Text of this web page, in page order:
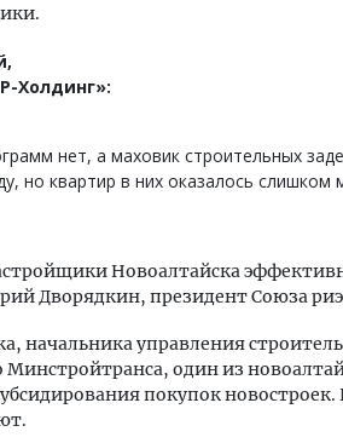
Холдинг»:
нет, а маховик строительных
но квартир в них оказалось слишком
Новоалтайска
Дворядкин, президент Союза
начальника управления
Минстройтранса, один из
покупок